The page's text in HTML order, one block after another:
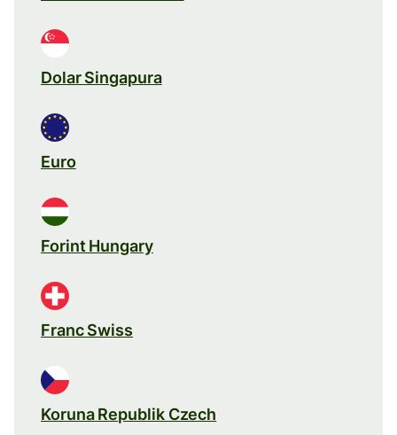
Dolar Singapura
Euro
Forint Hungary
Franc Swiss
Koruna Republik Czech